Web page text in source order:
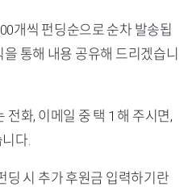
개씩 펀딩순으로 순차 발송됩
통해 내용 공유해 드리겠습니
화, 이메일 중 택 1 해 주시면,
다.
딩 시 추가 후원금 입력하기란